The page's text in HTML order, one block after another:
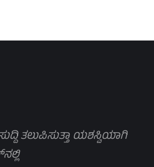
ತಲುಪಿಸುತ್ತಾ ಯಶಸ್ವಿಯಾಗಿ